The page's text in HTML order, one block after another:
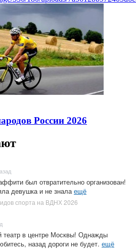
России 2026
был отвратительно организован!
девушка и не зналаещё
спорта на ВДНХ 2026
театр в центре Москвы! Однажды
назад дороги не будет. ещё